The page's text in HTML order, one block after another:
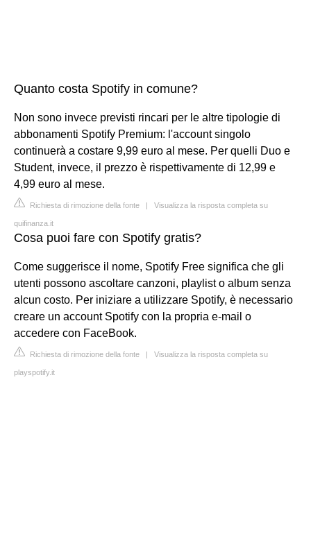
Quanto costa Spotify in comune?
Non sono invece previsti rincari per le altre tipologie di
abbonamenti Spotify Premium: l'account singolo
continuerà a costare 9,99 euro al mese. Per quelli Duo e
Student, invece, il prezzo è rispettivamente di 12,99 e
4,99 euro al mese.
Richiesta di rimozione della fonte | Visualizza la risposta completa su
quifinanza.it
Cosa puoi fare con Spotify gratis?
Come suggerisce il nome, Spotify Free significa che gli
utenti possono ascoltare canzoni, playlist o album senza
alcun costo. Per iniziare a utilizzare Spotify, è necessario
creare un account Spotify con la propria e-mail o
accedere con FaceBook.
Richiesta di rimozione della fonte | Visualizza la risposta completa su
playspotify.it